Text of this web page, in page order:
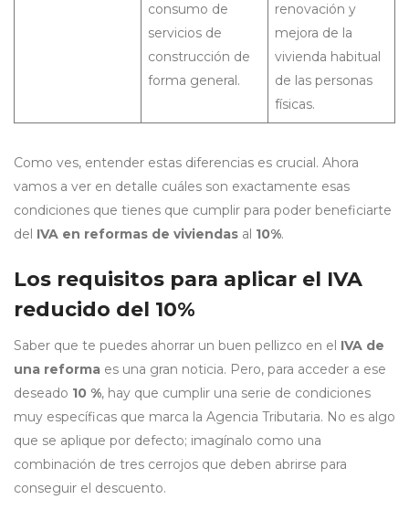
consumo de
servicios de
construcción de
forma general.
renovación y
mejora de la
vivienda habitual
de las personas
físicas.
Como ves, entender estas diferencias es crucial. Ahora
vamos a ver en detalle cuáles son exactamente esas
condiciones que tienes que cumplir para poder beneficiarte
del IVA en reformas de viviendas al 10%.
Los requisitos para aplicar el IVA
reducido del 10%
Saber que te puedes ahorrar un buen pellizco en el IVA de
una reforma es una gran noticia. Pero, para acceder a ese
deseado 10 %, hay que cumplir una serie de condiciones
muy específicas que marca la Agencia Tributaria. No es algo
que se aplique por defecto; imagínalo como una
combinación de tres cerrojos que deben abrirse para
conseguir el descuento.